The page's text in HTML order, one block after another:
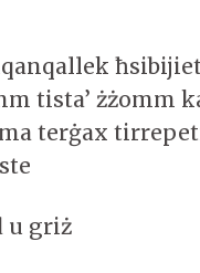
tista’ żżomm
terġax
u griż